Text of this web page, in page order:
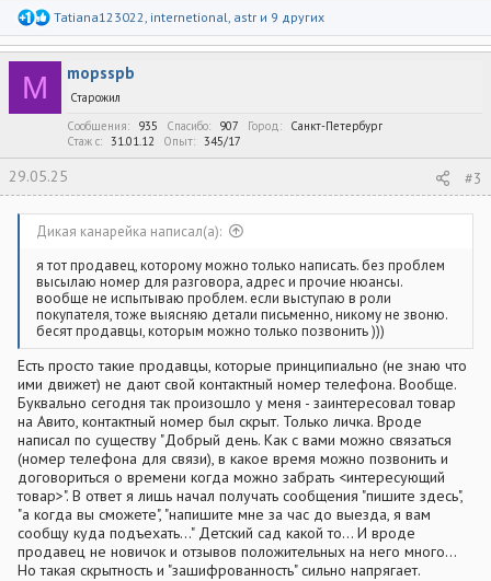
Р
а
к
Tatiana123022, internetional, astr и 9 других
M mopsspb
Старожил
Сообщения
935 Спасибо 907 Город
Санкт-Петербург
Стаж c
31.01.12 Опыт 345/17
29.05.25 #3
Дикая канарейка написал(а):
я тот продавец, которому можно только написать. без проблем
высылаю номер для разговора, адрес и прочие нюансы.
вообще не испытываю проблем. если выступаю в роли
покупателя, тоже выясняю детали письменно, никому не звоню.
бесят продавцы, которым можно только позвонить )))
Есть просто такие продавцы, которые принципиально (не знаю что
ими движет) не дают свой контактный номер телефона. Вообще.
Буквально сегодня так произошло у меня - заинтересовал товар
на Авито, контактный номер был скрыт. Только личка. Вроде
написал по существу "Добрый день. Как с вами можно связаться
(номер телефона для связи), в какое время можно позвонить и
договориться о времени когда можно забрать <интересующий
товар>". В ответ я лишь начал получать сообщения "пишите здесь",
"а когда вы сможете", "напишите мне за час до выезда, я вам
сообщу куда подъехать..." Детский сад какой то... И вроде
продавец не новичок и отзывов положительных на него много...
Но такая скрытность и "зашифрованность" сильно напрягает.